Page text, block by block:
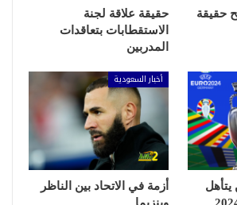
حقيقة
حقيقة علاقة لجنة
الاستقطابات بتعاقدات
المدربين
أخبار السعودية
أزمة في الاتحاد بين الناظر
وبنزيما